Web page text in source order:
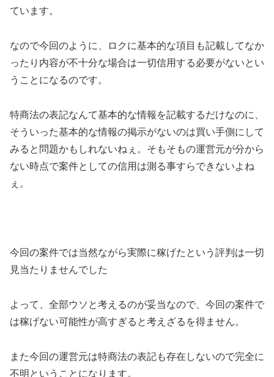
ています。
なので今回のように、
ロクに基本的な項目も記載してなか
ったり内容が不十分な場合は一切信用する必要がないとい
うことになるのです。
特商法の表記なんて基本的な情報を記載するだけなのに、
そういった基本的な情報の掲示がないのは買い手側にして
みると問題かもしれないねぇ。そもそもの運営元が分から
ない時点で案件としての信用は測る事すらできないよね
ぇ。
今回の案件では当然ながら実際に稼げたという評判は一切
見当たりませんでした
よって、全部ウソと考えるのが妥当なので、今回の案件で
は稼げない可能性が高すぎると考えざるを得ません。
また今回の運営元は特商法の表記も存在しないので完全に
不明 ということになります。